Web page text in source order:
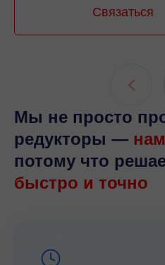
Связаться
Мы не просто
редукторы —
потому что
быстро и точно